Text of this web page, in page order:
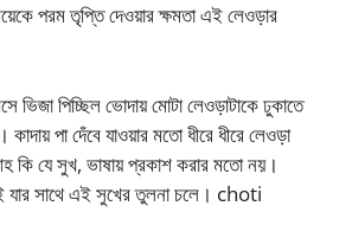
পরম তৃপ্তি দেওয়ার ক্ষমতা এই লেওড়ার
ভিজা পিচ্ছিল ভোদায় মোটা লেওড়াটাকে ঢুকাতে
পা দেঁবে যাওয়ার মতো ধীরে ধীরে লেওড়া
যে সুখ, ভাষায় প্রকাশ করার মতো নয়।
যার সাথে এই সুখের তুলনা চলে। choti